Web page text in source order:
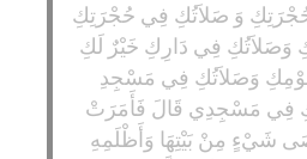
وَ صَلاَتُكِ فِي حُجْرَتِكِ
وَصَلاَتُكِ فِي دَارِكِ خَيْرٌ لَكِ
وَصَلاَتُكِ فِي مَسْجِدِ
فِي مَسْجِدِي قَالَ فَأَمَرَتْ
شَيْءٍ مِنْ بَيْتِهَا وَأَظْلَمِهِ